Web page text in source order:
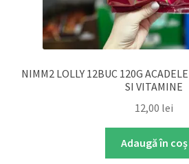
NIMM2 LOLLY 12BUC 120G
SI VITAMINE
12,00 lei
Adaugă în coș